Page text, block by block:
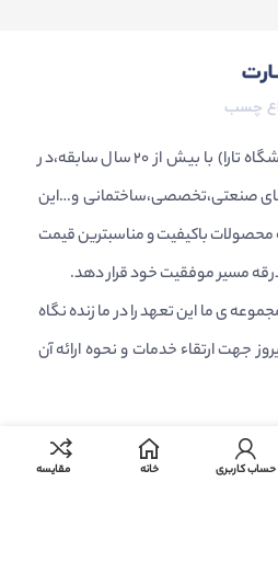
مجموعه ی توپاز تجارت (فروشگاه تارا) با بیش از ۲۰ سال سابقه،در
صنعتی،تخصصی،ساختمانی و…این
محصولات باکیفیت و مناسبترین قیمت
مسیر موفقیت خود قرار دهد.
ی ما این تعهد را در ما زنده نگاه
جهت ارتقاء خدمات و نحوه ارائه آن
محله اشرفی اصفهانی ، کوچه
حساب کاربری خانه مقایسه